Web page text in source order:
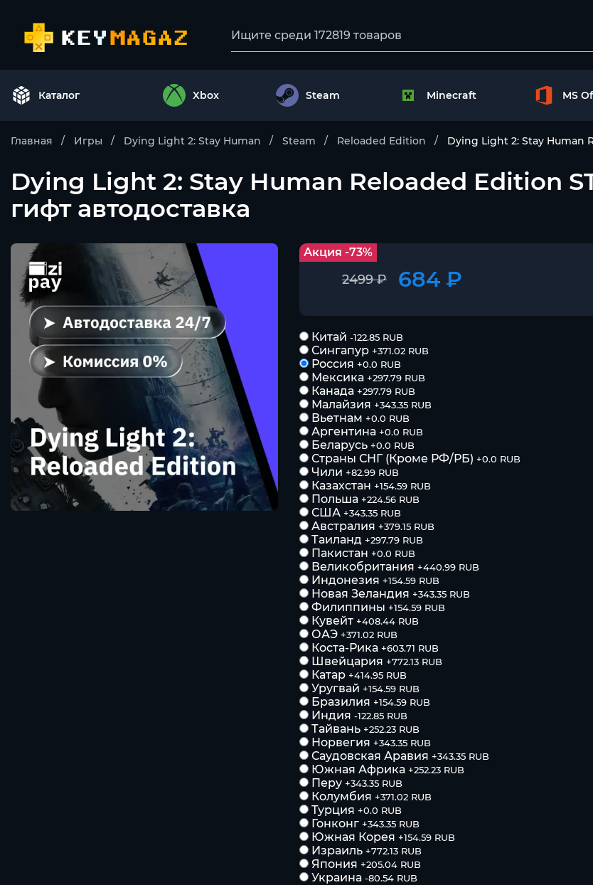
Каталог Xbox Steam Minecraft MS
Главная Игры Dying Light 2: Stay Human Steam Reloaded Edition Dying Light 2: Stay Human
Dying Light 2: Stay Human Reloaded Edition
гифт автодоставка
Акция -73%
2499 ₽ 684 ₽
Китай -122.85 RUB
Сингапур +371.02 RUB
Россия +0.0 RUB
Мексика +297.79 RUB
Канада +297.79 RUB
Малайзия +343.35 RUB
Вьетнам +0.0 RUB
Аргентина +0.0 RUB
Беларусь +0.0 RUB
Страны СНГ (Кроме РФ/РБ) +0.0 RUB
Чили +82.99 RUB
Казахстан +154.59 RUB
Польша +224.56 RUB
США +343.35 RUB
Австралия +379.15 RUB
Таиланд +297.79 RUB
Пакистан +0.0 RUB
Великобритания +440.99 RUB
Индонезия +154.59 RUB
Новая Зеландия +343.35 RUB
Филиппины +154.59 RUB
Кувейт +408.44 RUB
ОАЭ +371.02 RUB
Коста-Рика +603.71 RUB
Швейцария +772.13 RUB
Катар +414.95 RUB
Уругвай +154.59 RUB
Бразилия +154.59 RUB
Индия -122.85 RUB
Тайвань +252.23 RUB
Норвегия +343.35 RUB
Саудовская Аравия +343.35 RUB
Южная Африка +252.23 RUB
Перу +343.35 RUB
Колумбия +371.02 RUB
Турция +0.0 RUB
Гонконг +343.35 RUB
Южная Корея +154.59 RUB
Израиль +772.13 RUB
Япония +205.04 RUB
Украина -80.54 RUB